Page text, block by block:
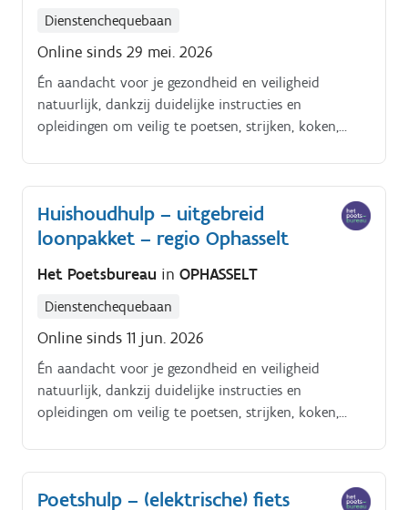
Dienstenchequebaan
Online sinds 29 mei. 2026
Én aandacht voor je gezondheid en veiligheid
natuurlijk, dankzij duidelijke instructies en
opleidingen om veilig te poetsen, strijken, koken,
Huishoudhulp – uitgebreid
loonpakket – regio Ophasselt
Het Poetsbureau in OPHASSELT
Dienstenchequebaan
Online sinds 11 jun. 2026
Én aandacht voor je gezondheid en veiligheid
natuurlijk, dankzij duidelijke instructies en
opleidingen om veilig te poetsen, strijken, koken,
Poetshulp – (elektrische) fiets